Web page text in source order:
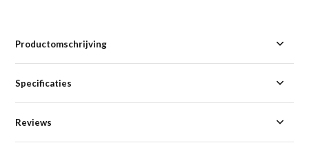
Productomschrijving
Specificaties
Reviews